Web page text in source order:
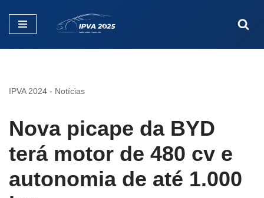
Pular
IPVA 2024 - Notícias
Nova picape da BYD
terá motor de 480 cv e
autonomia de até 1.000